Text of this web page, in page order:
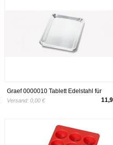
Graef 0000010 Tablett Edelstahl für
Allesschneider, 240x180mm
Versand: 0,00 €